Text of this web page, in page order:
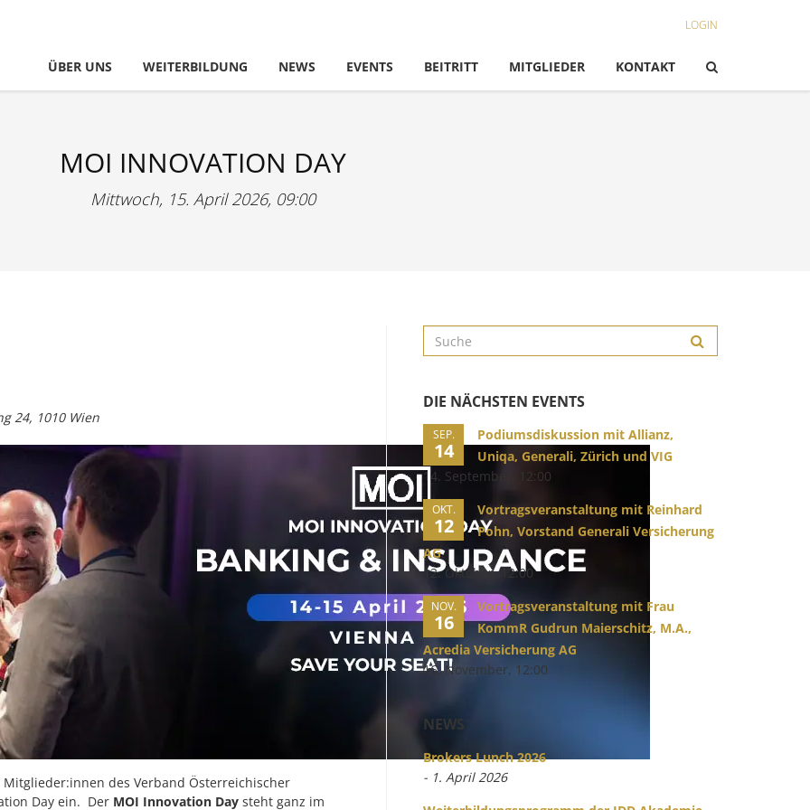
LOGIN
ÜBER UNS WEITERBILDUNG NEWS EVENTS BEITRITT MITGLIEDER KONTAKT
MOI INNOVATION DAY
Mittwoch, 15. April 2026, 09:00
24, 1010 Wien
des Verband Österreichischer
Day ein. Der MOI Innovation Day steht ganz im
DIE NÄCHSTEN EVENTS
SEP.
14
Podiumsdiskussion mit Allianz,
Uniqa, Generali, Zürich und VIG
14. September, 12:00
OKT.
12
Vortragsveranstaltung mit Reinhard
Pohn, Vorstand Generali Versicherung
AG
12. Oktober, 12:00
NOV.
16
Vortragsveranstaltung mit Frau
KommR Gudrun Maierschitz, M.A.,
Acredia Versicherung AG
16. November, 12:00
NEWS
Brokers Lunch 2026
- 1. April 2026